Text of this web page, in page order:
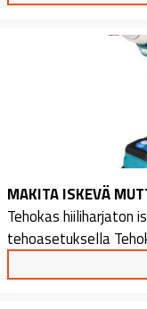
MAKITA ISKEVÄ
Tehokas hiiliharjaton
tehoasetuksella